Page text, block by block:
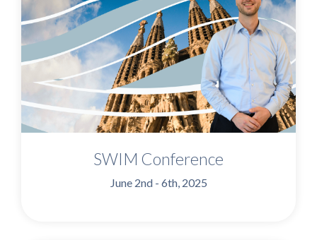
SWIM Conference
June 2nd - 6th, 2025